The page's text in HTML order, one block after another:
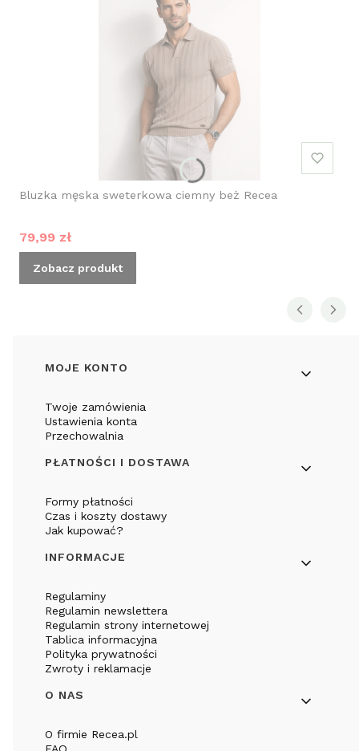
Bluzka męska sweterkowa ciemny beż Recea
Cena promocyjna
79,99 zł
Zobacz produkt
Linki w stopce
MOJE KONTO
Twoje zamówienia
Ustawienia konta
Przechowalnia
PŁATNOŚCI I DOSTAWA
Formy płatności
Czas i koszty dostawy
Jak kupować?
INFORMACJE
Regulaminy
Regulamin newslettera
Regulamin strony internetowej
Tablica informacyjna
Polityka prywatności
Zwroty i reklamacje
O NAS
O firmie Recea.pl
FAQ